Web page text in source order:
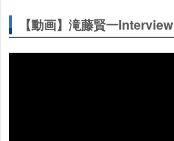
【動画】滝藤賢一Interview